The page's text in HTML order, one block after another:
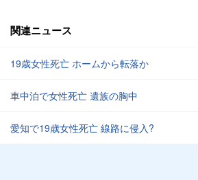
関連ニュース
19歳女性死亡 ホームから転落か
車中泊で女性死亡 遺族の胸中
愛知で19歳女性死亡 線路に侵入?